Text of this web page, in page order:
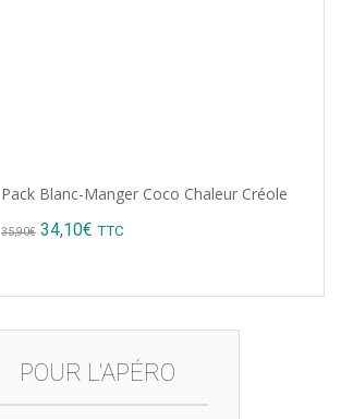
Pack Blanc-Manger Coco Chaleur Créole
35,90€ Original
was:
35,90€.
34,10€ Current
is:
34,10€.
TTC
POUR L'APÉRO